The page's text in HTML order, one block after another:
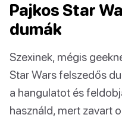
Pajkos Star
dumák
Szexinek, mégis
Star Wars felszedős
a hangulatot és
használd, mert zavart